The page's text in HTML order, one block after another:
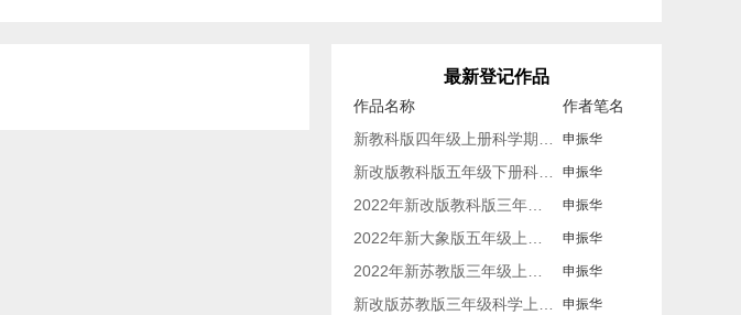
最新登记作品
作品名称
作者笔名
申振华
申振华
申振华
申振华
申振华
申振华